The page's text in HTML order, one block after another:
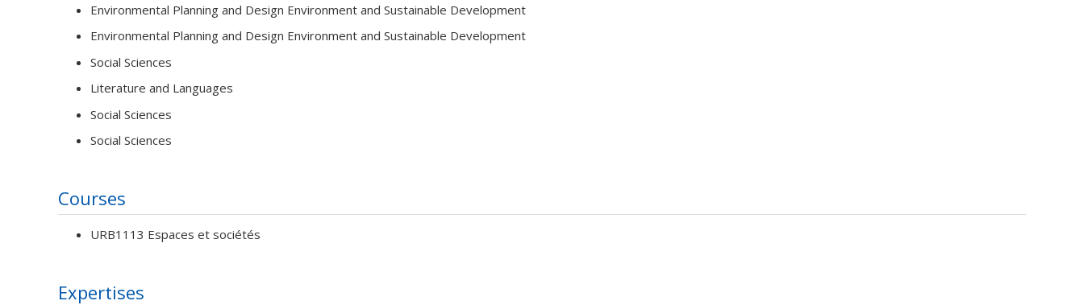
Environmental Planning and Design Environment and Sustainable Development
Environmental Planning and Design Environment and Sustainable Development
Social Sciences
Literature and Languages
Social Sciences
Social Sciences
Courses
URB1113 Espaces et sociétés
Expertises